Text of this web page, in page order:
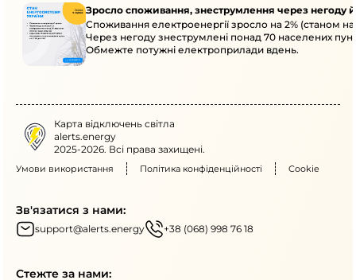
Зросло споживання, знеструмлення через негоду
Споживання електроенергії зросло на 2% (станом на
Через негоду знеструмлені понад 70 населених
Обмежте потужні електроприлади вдень.
Карта відключень світла
alerts.energy
2025-2026. Всі права захищені.
Умови використання Політика конфіденційності Cookie
Зв'язатися з нами:
support@alerts.energy +38 (068) 998 76 18
Стежте за нами: